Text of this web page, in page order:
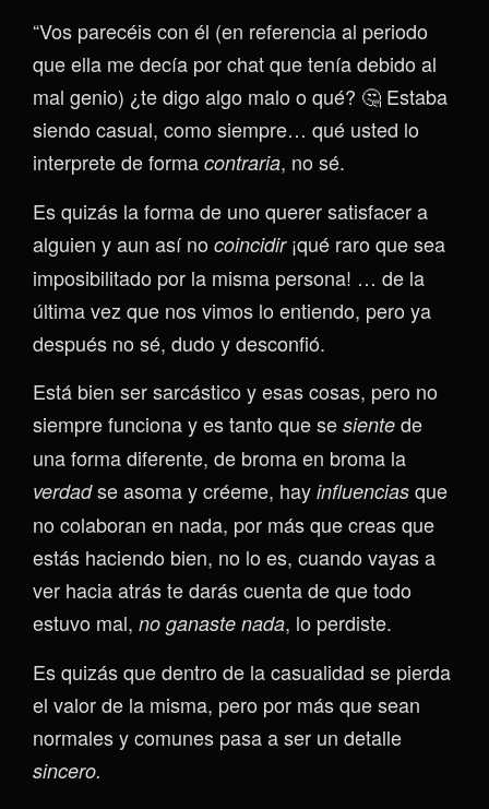
“Vos parecéis con él (en referencia al periodo
que ella me decía por chat que tenía debido al
mal genio) ¿te digo algo malo o qué? 🤔 Estaba
siendo casual, como siempre… qué usted lo
interprete de forma contraria, no sé.
Es quizás la forma de uno querer satisfacer a
alguien y aun así no coincidir¡qué raro que sea
imposibilitado por la misma persona! … de la
última vez que nos vimos lo entiendo, pero ya
después no sé, dudo y desconfió.
Está bien ser sarcástico y esas cosas, pero no
siempre funciona y es tanto que se siente de
una forma diferente, de broma en broma la
verdadse asoma y créeme, hay influencias que
no colaboran en nada, por más que creas que
estás haciendo bien, no lo es, cuando vayas a
ver hacia atrás te darás cuenta de que todo
estuvo mal, no ganaste nada, lo perdiste.
Es quizás que dentro de la casualidad se pierda
el valor de la misma, pero por más que sean
normales y comunes pasa a ser un detalle
sincero.